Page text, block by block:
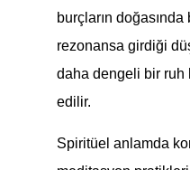
burçların
rezonansa girdiği
daha dengeli bir ruh
edilir.
Spiritüel anlamda